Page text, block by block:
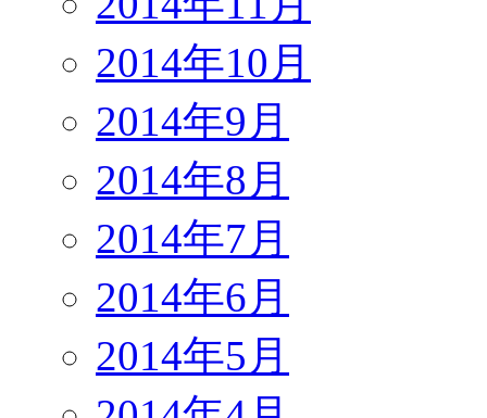
2014年10月
2014年9月
2014年8月
2014年7月
2014年6月
2014年5月